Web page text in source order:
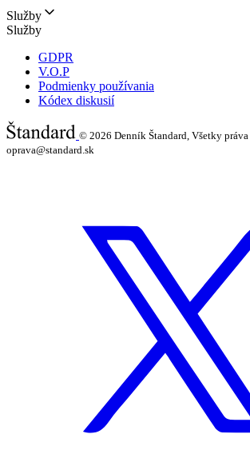
Služby
Služby
GDPR
V.O.P
Podmienky používania
Kódex diskusií
© 2026 Denník Štandard, Všetky
oprava@standard.sk